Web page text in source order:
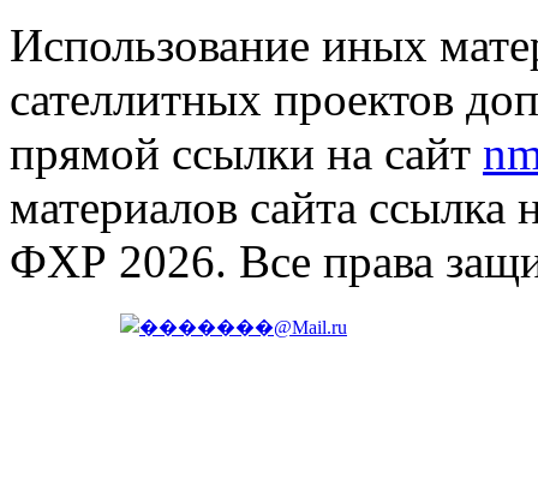
Использование иных
сателлитных проектов
прямой ссылки на сайт
материалов сайта ссылка
ФХР 2026. Все права